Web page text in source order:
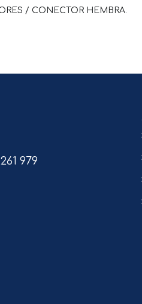
/ CONECTOR HEMBRA.
979